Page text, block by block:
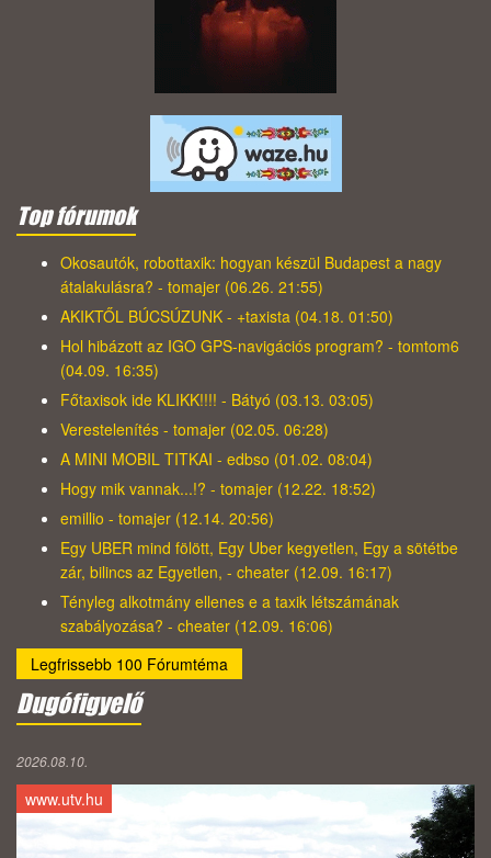
Top fórumok
Okosautók, robottaxik: hogyan készül Budapest a nagy
átalakulásra? - tomajer (06.26. 21:55)
AKIKTŐL BÚCSÚZUNK - +taxista (04.18. 01:50)
Hol hibázott az IGO GPS-navigációs program? - tomtom6
(04.09. 16:35)
Főtaxisok ide KLIKK!!!! - Bátyó (03.13. 03:05)
Verestelenítés - tomajer (02.05. 06:28)
A MINI MOBIL TITKAI - edbso (01.02. 08:04)
Hogy mik vannak...!? - tomajer (12.22. 18:52)
emillio - tomajer (12.14. 20:56)
Egy UBER mind fölött, Egy Uber kegyetlen, Egy a sötétbe
zár, bilincs az Egyetlen, - cheater (12.09. 16:17)
Tényleg alkotmány ellenes e a taxik létszámának
szabályozása? - cheater (12.09. 16:06)
Legfrissebb 100 Fórumtéma
Dugófigyelő
2026.08.10.
www.utv.hu